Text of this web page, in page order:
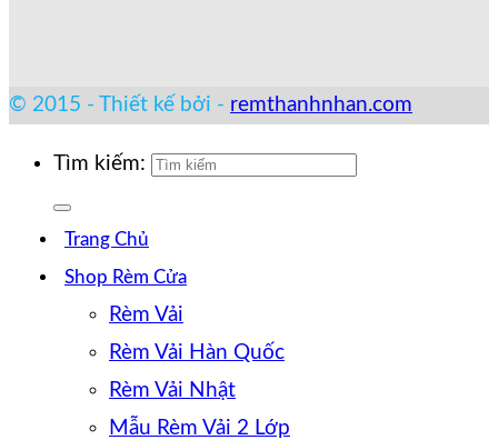
© 2015 - Thiết kế bởi - remthanhnhan.com
Tìm kiếm:
Trang Chủ
Shop Rèm Cửa
Rèm Vải
Rèm Vải Hàn Quốc
Rèm Vải Nhật
Mẫu Rèm Vải 2 Lớp